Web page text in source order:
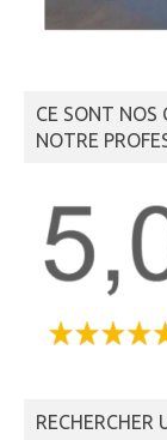
CE SONT NOS
NOTRE
RECHERCHER